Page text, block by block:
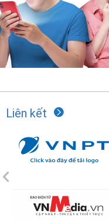
Liên kết
Previous